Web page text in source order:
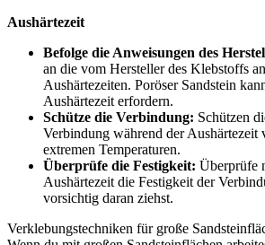
Aushärtezeit
Befolge die Anweisungen des
an die vom Hersteller des Klebstoffs
Aushärtezeiten. Poröser Sandstein
Aushärtezeit erfordern.
Schütze die Verbindung: Schützen
Verbindung während der Aushärtezeit
extremen Temperaturen.
Überprüfe die Festigkeit: Überprüfe
Aushärtezeit die Festigkeit der
vorsichtig daran ziehst.
Verklebungstechniken für große